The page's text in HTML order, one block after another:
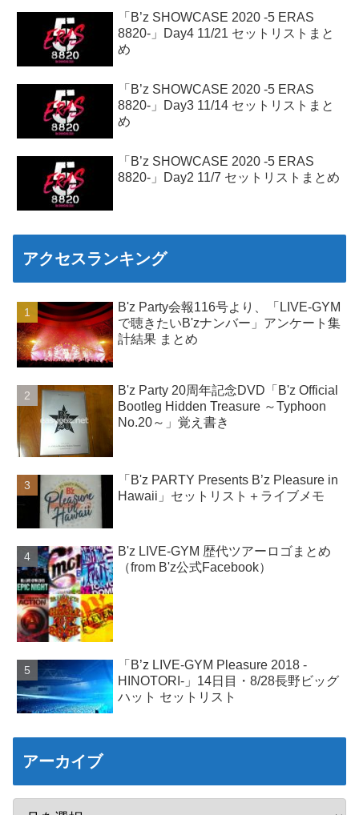
「B’z SHOWCASE 2020 -5 ERAS
8820-」Day4 11/21 セットリストまと
め
「B’z SHOWCASE 2020 -5 ERAS
8820-」Day3 11/14 セットリストまと
め
「B’z SHOWCASE 2020 -5 ERAS
8820-」Day2 11/7 セットリストまとめ
アクセスランキング
B'z Party会報116号より、「LIVE-GYM
で聴きたいB'zナンバー」アンケート集
計結果 まとめ
B'z Party 20周年記念DVD「B'z Official
Bootleg Hidden Treasure ～Typhoon
No.20～」覚え書き
「B'z PARTY Presents B’z Pleasure in
Hawaii」セットリスト＋ライブメモ
B'z LIVE-GYM 歴代ツアーロゴまとめ
（from B'z公式Facebook）
「B’z LIVE-GYM Pleasure 2018 -
HINOTORI-」14日目・8/28長野ビッグ
ハット セットリスト
アーカイブ